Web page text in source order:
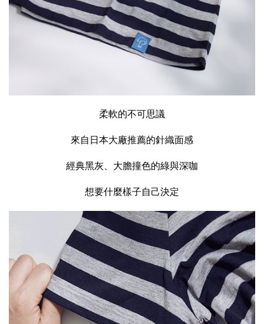
柔軟的不可思議
來自日本大廠推薦的針織面感
經典黑灰、大膽撞色的綠與深咖
想要什麼樣子自己決定